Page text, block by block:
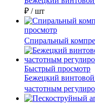
₽ / шт
просмотр
Спиральный
Быстрый просмотр
Бежецкий
частотным